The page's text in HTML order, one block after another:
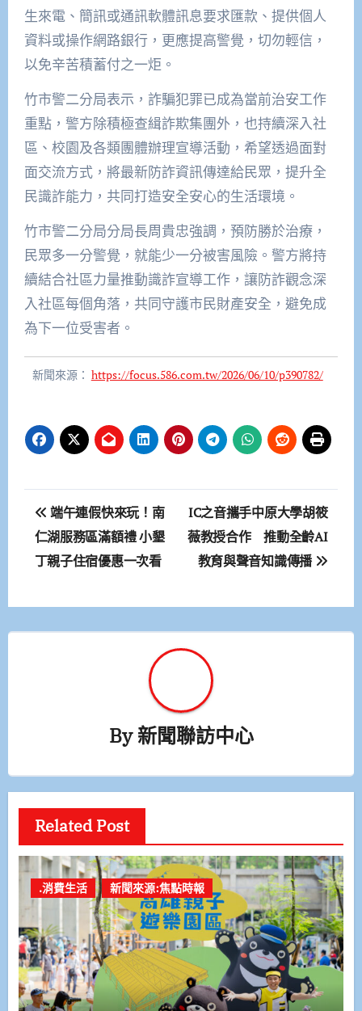
生來電、簡訊或通訊軟體訊息要求匯款、提供個人
資料或操作網路銀行，更應提高警覺，切勿輕信，
以免辛苦積蓄付之一炬。
竹市警二分局表示，詐騙犯罪已成為當前治安工作
重點，警方除積極查緝詐欺集團外，也持續深入社
區、校園及各類團體辦理宣導活動，希望透過面對
面交流方式，將最新防詐資訊傳達給民眾，提升全
民識詐能力，共同打造安全安心的生活環境。
竹市警二分局分局長周貴忠強調，預防勝於治療，
民眾多一分警覺，就能少一分被害風險。警方將持
續結合社區力量推動識詐宣導工作，讓防詐觀念深
入社區每個角落，共同守護市民財產安全，避免成
為下一位受害者。
新聞來源： https://focus.586.com.tw/2026/06/10/p390782/
文
章
導
覽
端午連假快來玩！南
仁湖服務區滿額禮 小墾
丁親子住宿優惠一次看
IC之音攜手中原大學胡筱
薇教授合作 推動全齡AI
教育與聲音知識傳播
By新聞聯訪中心
Related Post
.消費生活 新聞來源:焦點時報